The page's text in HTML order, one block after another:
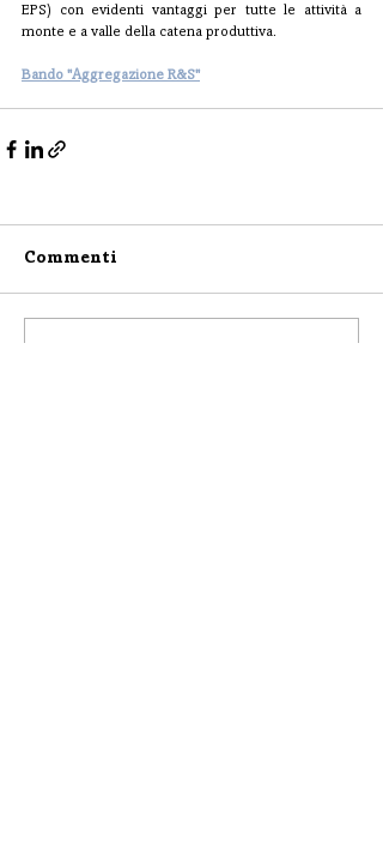
EPS) con evidenti vantaggi per tutte le attività a
monte e a valle della catena produttiva.
Bando "Aggregazione R&S"
Commenti